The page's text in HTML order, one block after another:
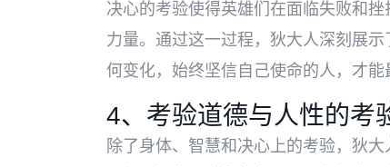
决心的考验使得英雄们在面临失败和
力量。通过这一过程，狄大人深刻展
何变化，始终坚信自己使命的人，才能
4、考验道德与人性的考
除了身体、智慧和决心上的考验，狄